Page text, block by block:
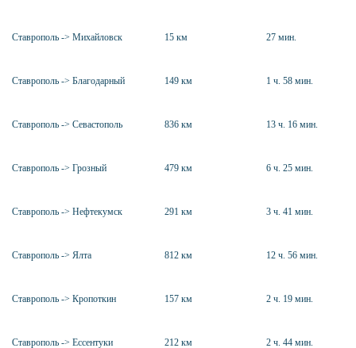
Ставрополь -> Михайловск 15 км 27 мин.
Ставрополь -> Благодарный 149 км 1 ч. 58 мин.
Ставрополь -> Севастополь 836 км 13 ч. 16 мин.
Ставрополь -> Грозный 479 км 6 ч. 25 мин.
Ставрополь -> Нефтекумск 291 км 3 ч. 41 мин.
Ставрополь -> Ялта 812 км 12 ч. 56 мин.
Ставрополь -> Кропоткин 157 км 2 ч. 19 мин.
Ставрополь -> Ессентуки 212 км 2 ч. 44 мин.